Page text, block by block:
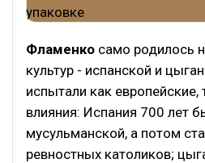
Фламенко само родилось
культур - испанской и
испытали как европейские,
влияния: Испания 700 лет
мусульманской, а потом
ревностных католиков;